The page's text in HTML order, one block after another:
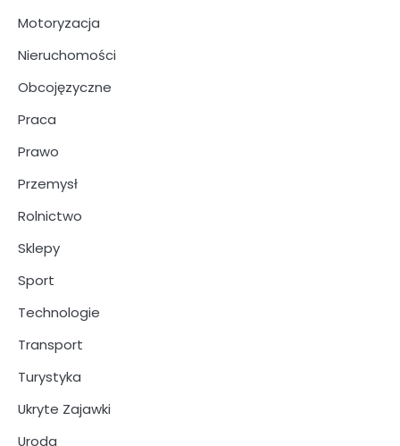
Motoryzacja
Nieruchomości
Obcojęzyczne
Praca
Prawo
Przemysł
Rolnictwo
Sklepy
Sport
Technologie
Transport
Turystyka
Ukryte Zajawki
Uroda